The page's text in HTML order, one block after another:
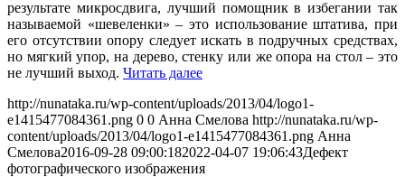
результате микросдвига, лучший помощник в избегании так
называемой «шевеленки» – это использование штатива, при
его отсутствии опору следует искать в подручных средствах,
но мягкий упор, на дерево, стенку или же опора на стол – это
не лучший выход. Читать далее
http://nunataka.ru/wp-content/uploads/2013/04/logo1-
e1415477084361.png 0 0 Анна Смелова http://nunataka.ru/wp-
content/uploads/2013/04/logo1-e1415477084361.png Анна
Смелова2016-09-28 09:00:182022-04-07 19:06:43Дефект
фотографического изображения